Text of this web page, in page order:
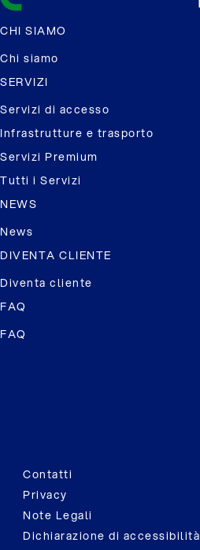
CHI SIAMO
Chi siamo
SERVIZI
Servizi di accesso
Infrastrutture e trasporto
Servizi Premium
Tutti i Servizi
NEWS
News
DIVENTA CLIENTE
Diventa cliente
FAQ
FAQ
Contatti
Privacy
Note Legali
Dichiarazione di accessibilità